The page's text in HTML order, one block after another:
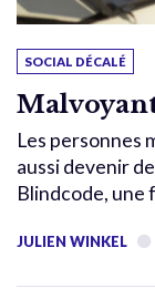
SOCIAL DÉCALÉ
Les personnes
aussi devenir
Blindcode, une
JULIEN WINKEL